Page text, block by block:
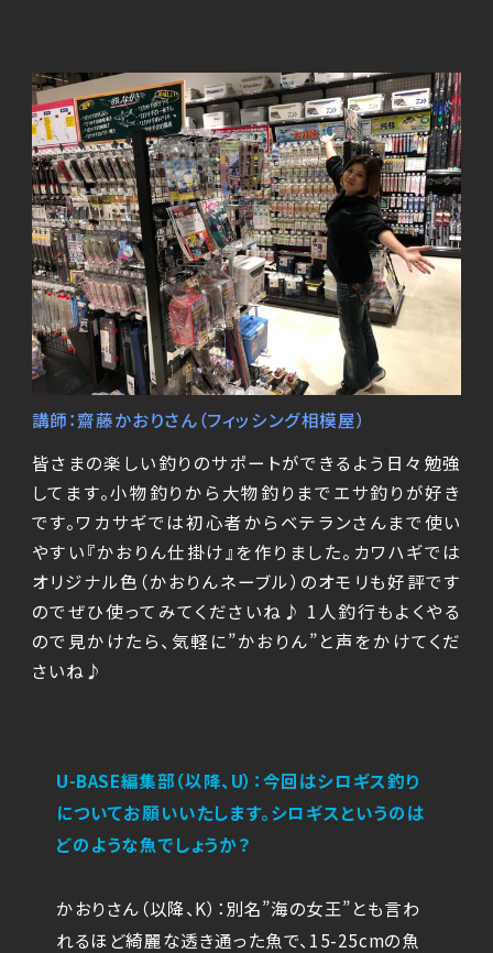
講師：齋藤かおりさん（フィッシング相模屋）
皆さまの楽しい釣りのサポートができるよう日々勉強
してます。小物釣りから大物釣りまでエサ釣りが好き
です。ワカサギでは初心者からベテランさんまで使い
やすい『かおりん仕掛け』を作りました。カワハギでは
オリジナル色（かおりんネーブル）のオモリも好評です
のでぜひ使ってみてくださいね♪ 1人釣行もよくやる
ので見かけたら、気軽に”かおりん”と声をかけてくだ
さいね♪
U-BASE編集部（以降、U）：今回はシロギス釣り
についてお願いいたします。シロギスというのは
どのような魚でしょうか？
かおりさん（以降、K）：別名”海の女王”とも言わ
れるほど綺麗な透き通った魚で、15-25cmの魚